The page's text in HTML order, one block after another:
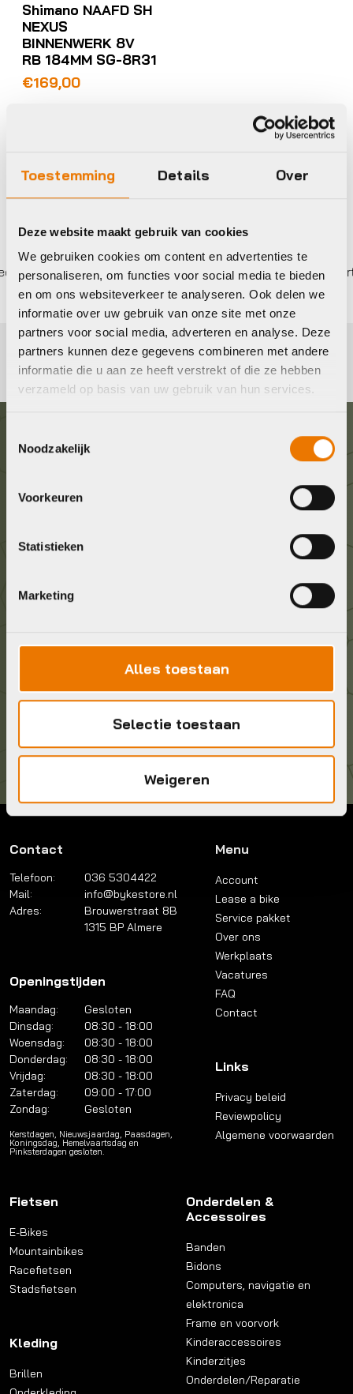
Toestemming Details Over
Deze website maakt gebruik van cookies
We gebruiken cookies om content en advertenties te
personaliseren, om functies voor social media te bieden
en om ons websiteverkeer te analyseren. Ook delen we
informatie over uw gebruik van onze site met onze
partners voor social media, adverteren en analyse. Deze
partners kunnen deze gegevens combineren met andere
informatie die u aan ze heeft verstrekt of die ze hebben
verzameld op basis van uw gebruik van hun services.
Noodzakelijk
Voorkeuren
Statistieken
Marketing
Alles toestaan
Selectie toestaan
Weigeren
Shimano NAAFD SH
NEXUS
BINNENWERK 8V
RB 184MM SG-8R31
€169,00
0%rente Eigen werkplaats met
Graag in contact komen?
Wij staan voor je klaar! Neem contact op via de
Kom langs!
Brouwerstraat 8B
1315 BP Almere
Contact
Telefoon:
036 5304422
Mail:
info@bykestore.nl
Adres:
Brouwerstraat 8B
1315 BP Almere
Openingstijden
Maandag:
Gesloten
Dinsdag:
08:30 - 18:00
Woensdag:
08:30 - 18:00
Donderdag:
08:30 - 18:00
Vrijdag:
08:30 - 18:00
Zaterdag:
09:00 - 17:00
Zondag:
Gesloten
Kerstdagen, Nieuwsjaardag, Paasdagen,
Koningsdag, Hemelvaartsdag en
Pinksterdagen gesloten.
Menu
Account
Lease a bike
Service pakket
Over ons
Werkplaats
Vacatures
FAQ
Contact
Links
Privacy beleid
Reviewpolicy
Algemene voorwaarden
Fietsen
E-Bikes
Mountainbikes
Racefietsen
Stadsfietsen
Kleding
Brillen
Onderdelen &
Accessoires
Banden
Bidons
Computers, navigatie en
elektronica
Frame en voorvork
Kinderaccessoires
Kinderzitjes
Onderdelen/Reparatie